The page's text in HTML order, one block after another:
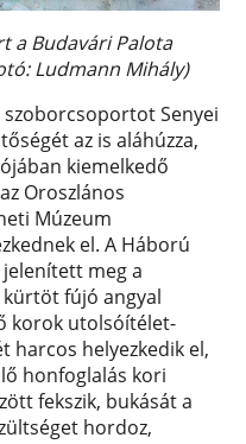
a Budavári Palota
Ludmann Mihály)
Senyei
az is aláhúzza,
kiemelkedő
Oroszlános
Múzeum
el. A Háború
meg a
kürtöt fújó angyal
korok utolsóítélet-
harcos helyezkedik el,
honfoglalás kori
fekszik, bukását a
hordoz,